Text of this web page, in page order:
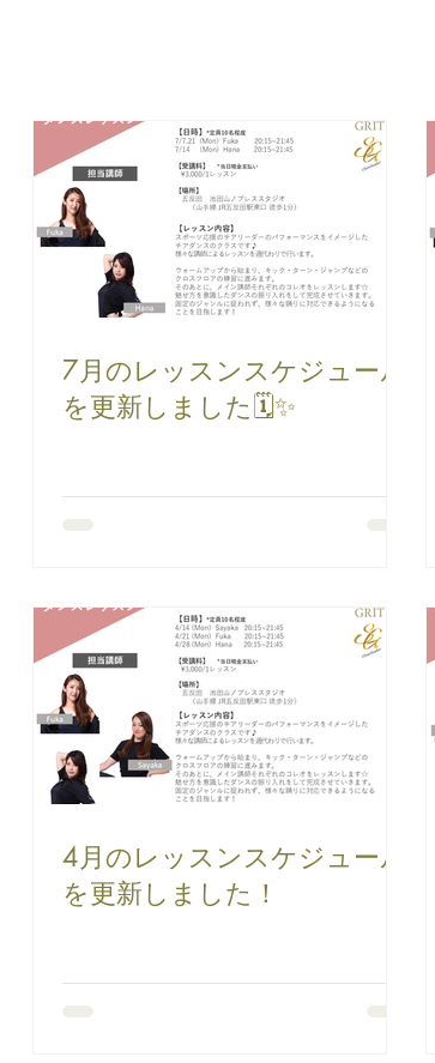
7月のレッスンスケジュール
を更新しました🗓✨
4月のレッスンスケジュール
を更新しました！